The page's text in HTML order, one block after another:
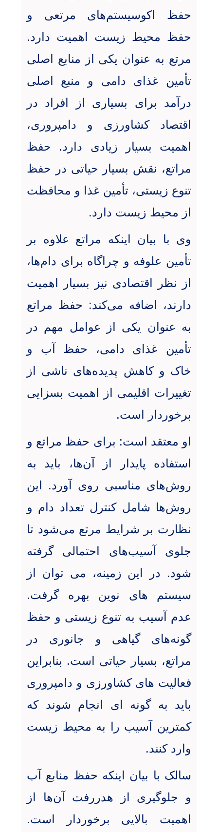
حفظ اکوسیستم‌های مرتعی و
حفظ محیط زیست اهمیت دارد.
مرتع به عنوان یکی از منابع اصلی
تأمین غذای دامی و منبع اصلی
درآمد برای بسیاری از افراد در
اقتصاد کشاورزی و دامپروری،
اهمیت بسیار زیادی دارد. حفظ
مراتع، نقش بسیار حیاتی در حفظ
تنوع زیستی، تأمین غذا و محافظت
از محیط زیست دارد.
وی با بیان اینکه مراتع علاوه بر
تأمین علوفه و چراگاه برای دام‌ها،
از نظر اقتصادی نیز بسیار اهمیت
دارند، اضافه می‌کند: حفظ مراتع
به عنوان یکی از عوامل مهم در
تأمین غذای دامی، حفظ آب و
خاک و کاهش پدیده‌های ناشی از
تغییرات اقلیمی از اهمیت بسزایی
برخوردار است.
او معتقد است: برای حفظ مراتع و
استفاده پایدار از آن‌ها، باید به
روش‌های مناسبی روی آورد. این
روش‌ها شامل کنترل تعداد دام و
نظارت بر شرایط مرتع می‌شود تا
جلوی آسیب‌های احتمالی گرفته
شود. در این زمینه، می توان از
سیستم های نوین بهره گرفت.
عدم آسیب به تنوع زیستی و حفظ
گونه‌های گیاهی و جانوری در
مراتع، بسیار حیاتی است. بنابراین
فعالیت های کشاورزی و دامپروری
باید به گونه ای انجام شوند که
کمترین آسیب را به محیط زیست
وارد کنند.
سالک با بیان اینکه حفظ منابع آب
و جلوگیری از هدررفت آن‌ها از
اهمیت بالایی برخوردار است.